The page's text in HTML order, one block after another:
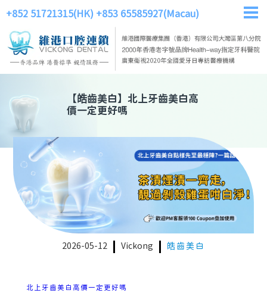
+852 51721315(HK) +853 65585927(Macau)
【皓齒美白】 北上牙齒美白高
價一定更好嗎
2026-05-12 Vickong 皓齒美白
北上牙齒美白高價一定更好嗎